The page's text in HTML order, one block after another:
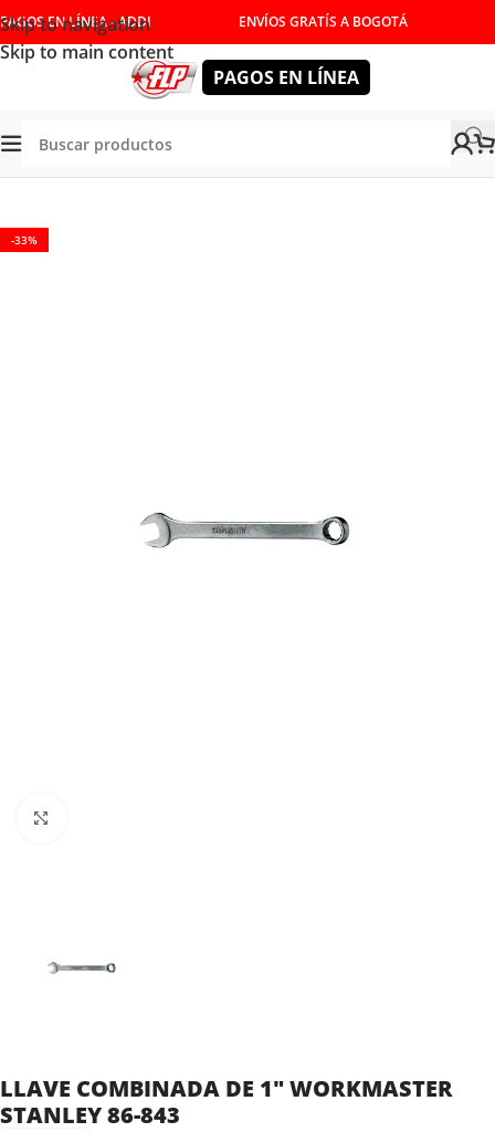
Skip to navigation
Skip to main content
PAGOS EN LÍNEA - ADDI ENVÍOS GRATÍS A BOGOTÁ
PAGOS EN LÍNEA
MANUALES LLAVES COMBINADAS
-33%
LLAVE COMBINADA DE 1″ WORKMASTER
STANLEY 86-843